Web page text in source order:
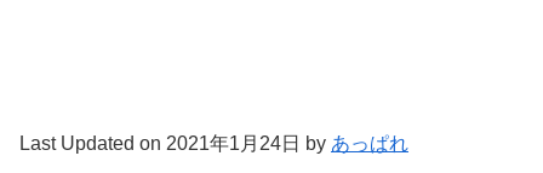
Last Updated on 2021年1月24日 by あっぱれ